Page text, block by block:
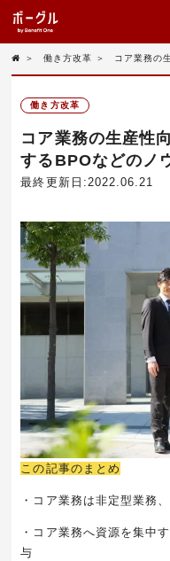
＞ 働き方改革 ＞ コア業務の
働き方改革
コア業務の生産性
するBPOなどのノ
最終更新日:2022.06.21
この記事のまとめ
・コア業務は非定型業務
・コア業務へ資源を集中
与